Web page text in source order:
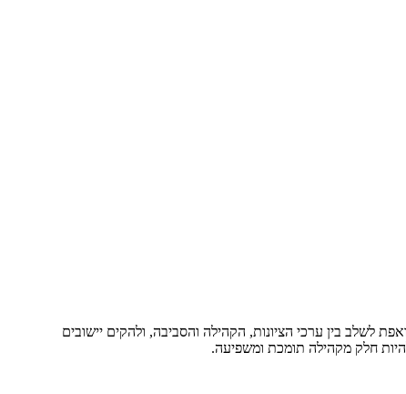
בין ערכי הציונות, הקהילה והסביבה, ולהקים יישובים
חלק מקהילה תומכת ומשפיעה.